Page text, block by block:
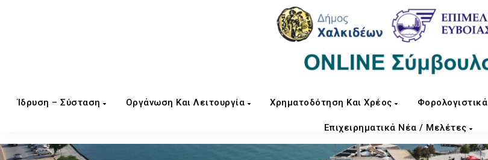
Ίδρυση – Σύσταση Οργάνωση Και Λειτουργία Χρηματοδότηση Και Χρέος Φορολογιστικά
Επιχειρηματικά Νέα / Μελέτες